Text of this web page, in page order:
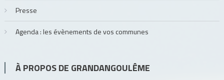
Presse
Agenda : les évènements de vos communes
À PROPOS DE GRANDANGOULÊME